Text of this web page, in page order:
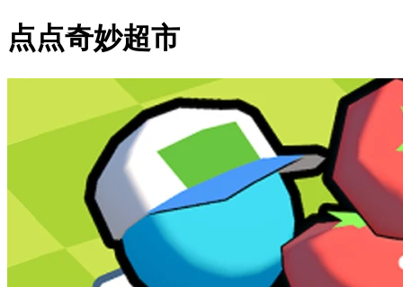
点点奇妙超市